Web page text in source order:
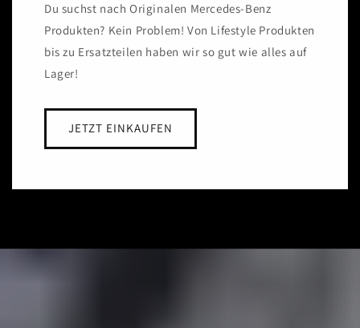
Du suchst nach Originalen Mercedes-Benz
Produkten? Kein Problem! Von Lifestyle Produkten
bis zu Ersatzteilen haben wir so gut wie alles auf
Lager!
JETZT EINKAUFEN